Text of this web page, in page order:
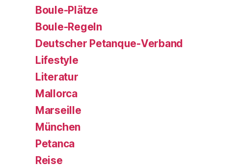
Boule-Plätze
Boule-Regeln
Deutscher Petanque-Verband
Lifestyle
Literatur
Mallorca
Marseille
München
Petanca
Reise